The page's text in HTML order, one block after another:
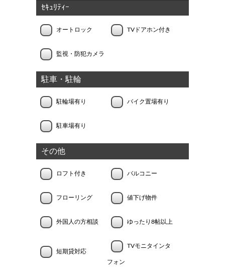
ｾｷｭﾘﾃｨｰ
オートロック TVドアホン付き
監視・防犯カメラ
駐車・駐輪
駐輪場有り バイク置場有り
駐車場有り
その他
ロフト付き バルコニー
フローリング 値下げ物件
外国人の方相談 ゆったり8帖以上
短期貸対応
TVモニタインタ
フォン